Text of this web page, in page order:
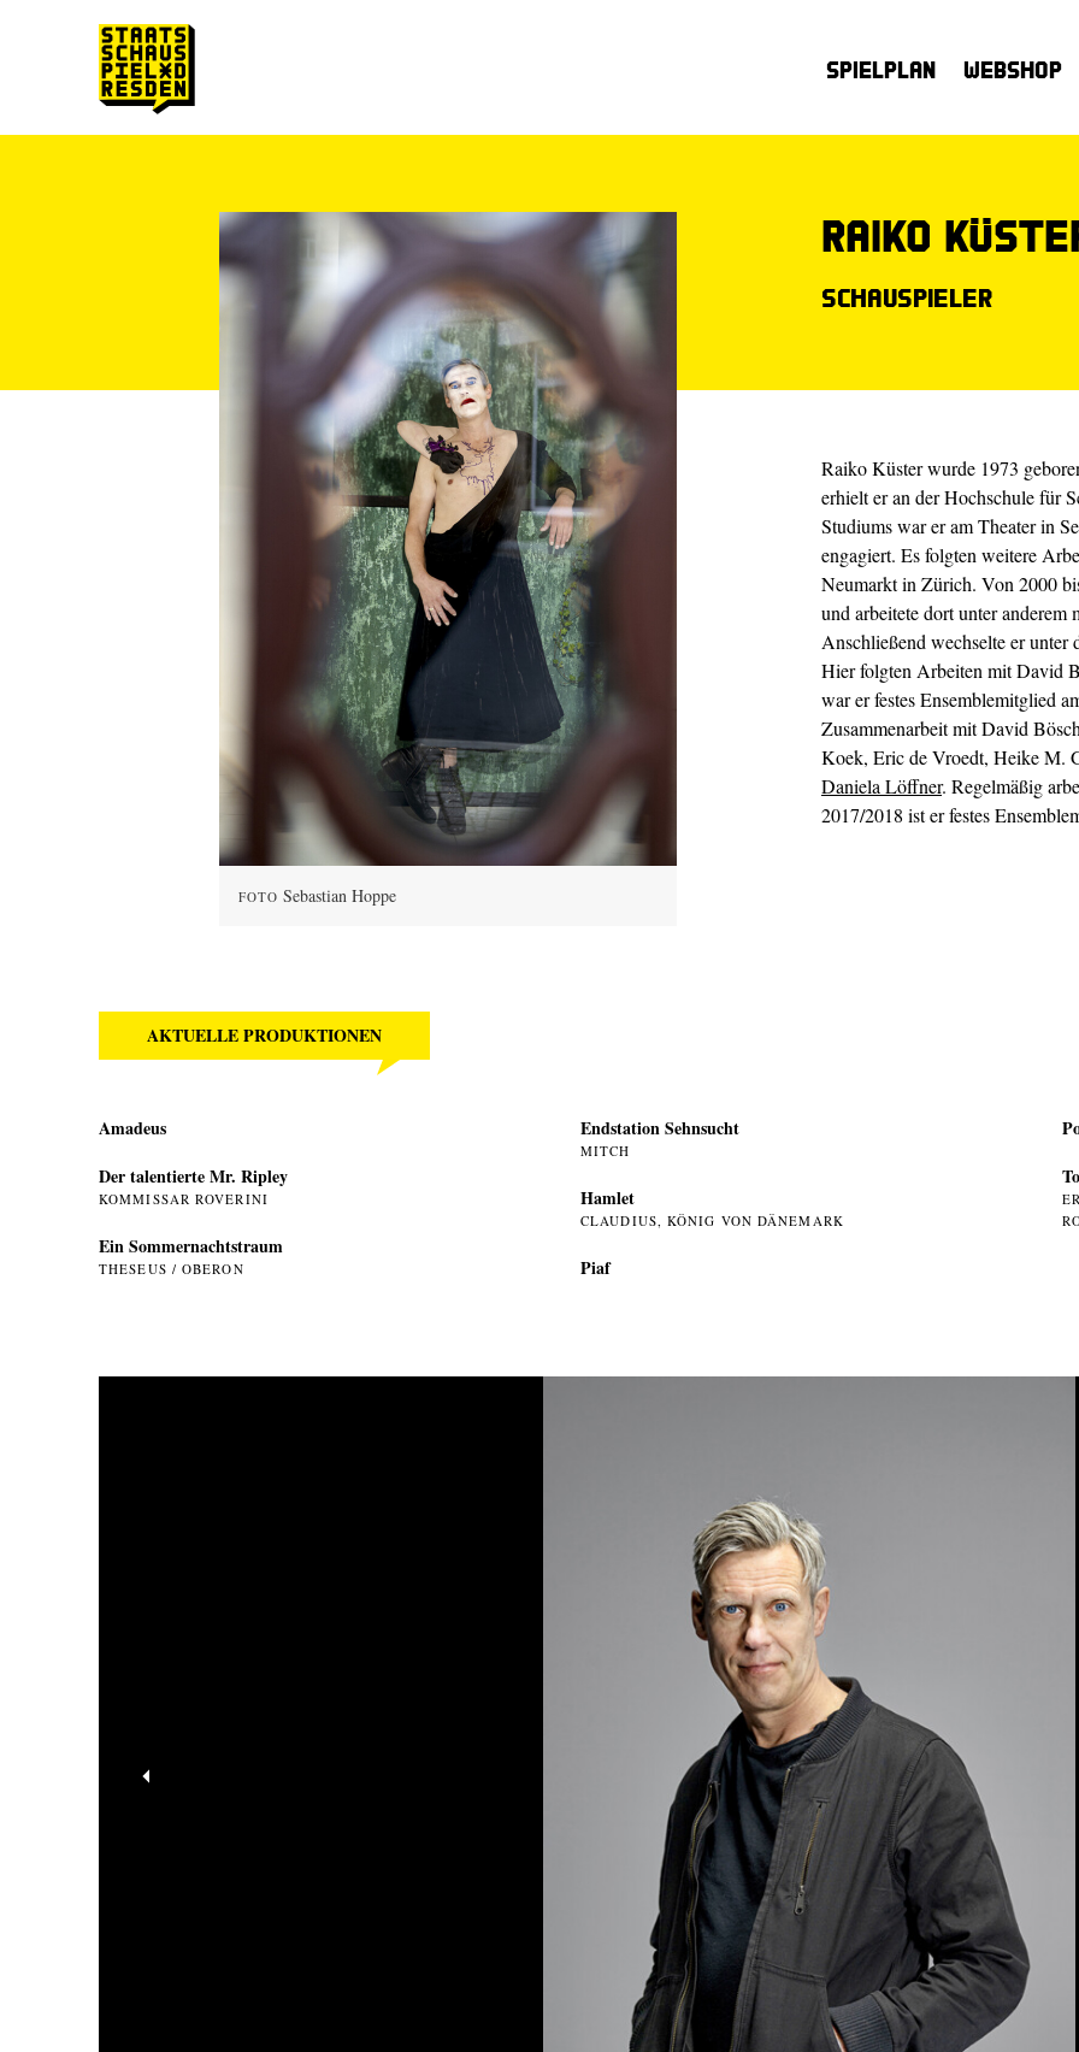
Spielplan Webshop
FOTO Sebastian Hoppe
Raiko
Schauspieler
Raiko Küster wurde 1973
erhielt er an der Hochschule für
Studiums war er am Theater in
engagiert. Es folgten weitere
Neumarkt in Zürich. Von 2000
und arbeitete dort unter
Anschließend wechselte er unter
Hier folgten Arbeiten mit David
war er festes Ensemblemitglied
Zusammenarbeit mit David
Koek, Eric de Vroedt, Heike M.
Daniela Löffner. Regelmäßig
2017/2018 ist er festes
AKTUELLE PRODUKTIONEN
Amadeus
Der talentierte Mr. Ripley
KOMMISSAR ROVERINI
Ein Sommer­nachtstraum
THESEUS / OBERON
Endstation Sehnsucht
MITCH
Hamlet
CLAUDIUS, KÖNIG VON DÄNEMARK
Piaf